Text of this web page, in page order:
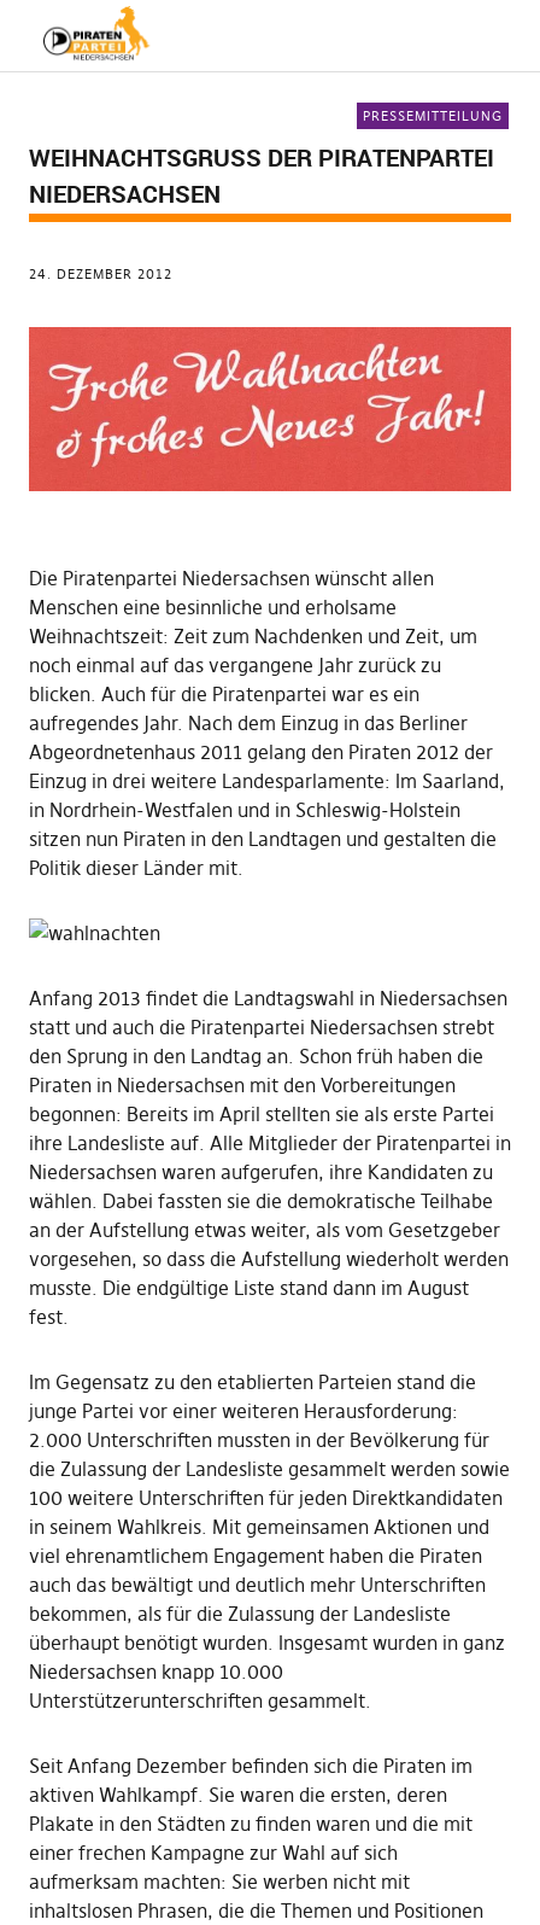
PRESSEMITTEILUNG
WEIHNACHTSGRUSS DER PIRATENPARTEI N
IEDERSACHSEN
24. DEZEMBER 2012
Die Piratenpartei Niedersachsen wünscht allen
Menschen eine besinnliche und erholsame
Weihnachtszeit: Zeit zum Nachdenken und Zeit, um
noch einmal auf das vergangene Jahr zurück zu
blicken. Auch für die Piratenpartei war es ein
aufregendes Jahr. Nach dem Einzug in das Berliner
Abgeordnetenhaus 2011 gelang den Piraten 2012 der
Einzug in drei weitere Landesparlamente: Im Saarland,
in Nordrhein-Westfalen und in Schleswig-Holstein
sitzen nun Piraten in den Landtagen und gestalten die
Politik dieser Länder mit.
Anfang 2013 findet die Landtagswahl in Niedersachsen
statt und auch die Piratenpartei Niedersachsen strebt
den Sprung in den Landtag an. Schon früh haben die
Piraten in Niedersachsen mit den Vorbereitungen
begonnen: Bereits im April stellten sie als erste Partei
ihre Landesliste auf. Alle Mitglieder der Piratenpartei in
Niedersachsen waren aufgerufen, ihre Kandidaten zu
wählen. Dabei fassten sie die demokratische Teilhabe
an der Aufstellung etwas weiter, als vom Gesetzgeber
vorgesehen, so dass die Aufstellung wiederholt werden
musste. Die endgültige Liste stand dann im August
fest.
Im Gegensatz zu den etablierten Parteien stand die
junge Partei vor einer weiteren Herausforderung:
2.000 Unterschriften mussten in der Bevölkerung für
die Zulassung der Landesliste gesammelt werden sowie
100 weitere Unterschriften für jeden Direktkandidaten
in seinem Wahlkreis. Mit gemeinsamen Aktionen und
viel ehrenamtlichem Engagement haben die Piraten
auch das bewältigt und deutlich mehr Unterschriften
bekommen, als für die Zulassung der Landesliste
überhaupt benötigt wurden. Insgesamt wurden in ganz
Niedersachsen knapp 10.000
Unterstützerunterschriften gesammelt.
Seit Anfang Dezember befinden sich die Piraten im
aktiven Wahlkampf. Sie waren die ersten, deren
Plakate in den Städten zu finden waren und die mit
einer frechen Kampagne zur Wahl auf sich
aufmerksam machten: Sie werben nicht mit
inhaltslosen Phrasen, die die Themen und Positionen